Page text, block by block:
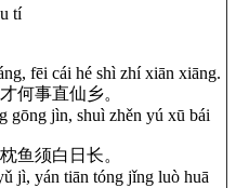
tí
fēi cái hé shì zhí xiān xiāng.
何事直仙乡。
gōng jìn, shuì zhěn yú xū bái
鱼须白日长。
jì, yán tiān tóng jǐng luò huā